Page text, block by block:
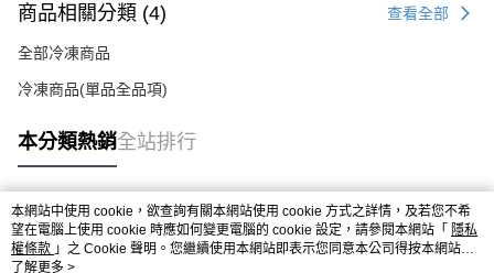
商品相關分類 (4) 查看全部
全部冷凍商品
冷凍商品(單品全品項)
本分類熱銷全站排行
熱門標籤
本網站中使用 cookie，欲查詢有關本網站使用 cookie 方式之詳情，及若您不希
望在電腦上使用 cookie 時應如何變更電腦的 cookie 設定，請參閱本網站「 隱私
權條款 」之 Cookie 聲明。您繼續使用本網站即表示您同意本公司得按本網站使
用條款之 Cookie 聲明使用 cookie。
了解更多 >